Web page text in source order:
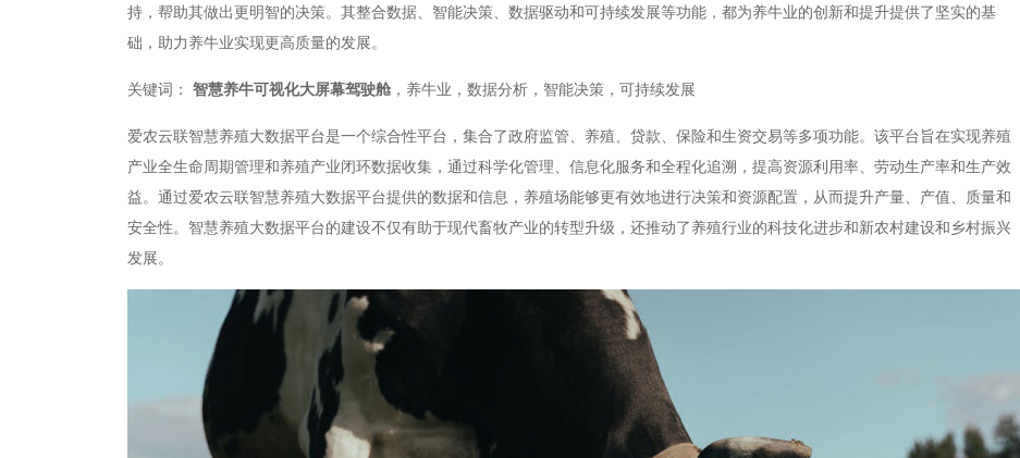
持，帮助其做出更明智的决策。其整合数据、智能决策、数据驱动和可持续发展等功能，都为养牛业的创新和提升提供了坚实的基
础，助力养牛业实现更高质量的发展。
关键词： 智慧养牛可视化大屏幕驾驶舱 ，养牛业，数据分析，智能决策，可持续发展
爱农云联智慧养殖大数据平台是一个综合性平台，集合了政府监管、养殖、贷款、保险和生资交易等多项功能。该平台旨在实现养殖
产业全生命周期管理和养殖产业闭环数据收集，通过科学化管理、信息化服务和全程化追溯，提高资源利用率、劳动生产率和生产效
益。通过爱农云联智慧养殖大数据平台提供的数据和信息，养殖场能够更有效地进行决策和资源配置，从而提升产量、产值、质量和
安全性。智慧养殖大数据平台的建设不仅有助于现代畜牧产业的转型升级，还推动了养殖行业的科技化进步和新农村建设和乡村振兴
发展。